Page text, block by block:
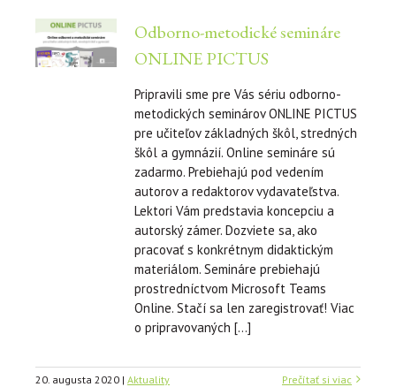
Odborno-metodické semináre
ONLINE PICTUS
Pripravili sme pre Vás sériu odborno-
metodických seminárov ONLINE PICTUS
pre učiteľov základných škôl, stredných
škôl a gymnázií. Online semináre sú
zadarmo. Prebiehajú pod vedením
autorov a redaktorov vydavateľstva.
Lektori Vám predstavia koncepciu a
autorský zámer. Dozviete sa, ako
pracovať s konkrétnym didaktickým
materiálom. Semináre prebiehajú
prostredníctvom Microsoft Teams
Online. Stačí sa len zaregistrovať! Viac
o pripravovaných […]
20. augusta 2020 Prečítať si viac
| Aktuality